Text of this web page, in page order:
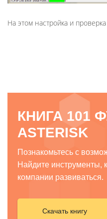
На этом настройка и
КНИГА 101
ASTERISK
Познакомьтесь с
Найдите инструменты,
компании развиваться.
Скачать книгу